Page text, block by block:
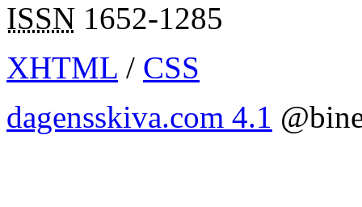
ISSN 1652-1285
XHTML / CSS
dagensskiva.com 4.1